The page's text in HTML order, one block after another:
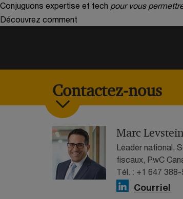
Conjuguons expertise et tech pour vous
Découvrez comment
Contactez-nous
Marc Levstein
Leader national,
fiscaux, PwC
Tél. : +1 647
Courriel